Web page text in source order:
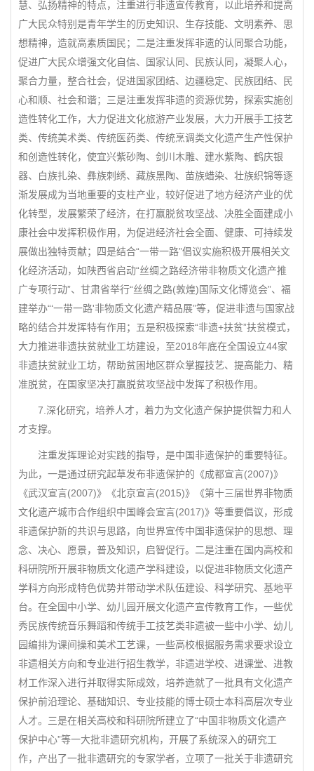
慧、弘扬精神的特点，注重进行非遗宣传教育，以此培养和提高
广大民众特别是青年学生的历史知识、生存技能、文明素养、思
想精神，造就高素质国民；二是注重发挥非遗的认同聚合功能，
促进广大民众增强文化自信、国家认同、民族认同，凝聚人心，
聚合力量，整合社会，促进国家团结、边疆稳定、民族团结、民
心和顺、社会和谐；三是注重发挥非遗的资源优势，探索实施创
造性转化工作，大力促进文化旅游产业发展，大力开展手工技艺
类、传统美术类、传统医药类、传统烹调类文化遗产生产性保护
和创造性转化，使宜兴紫砂陶、剑川木雕、建水紫陶、鹤庆银
器、白族扎染、彝族刺绣、藏族黑陶、苗族蜡染、壮族织锦等逐
渐发展成为当地重要的支柱产业，较好促进了地方经济产业的优
化转型，发展繁荣了经济，在打赢脱贫攻坚战、决胜全面建成小
康社会中发挥积极作用，为促进经济社会全面、健康、可持续发
展做出独特贡献；四是结合“一带一路”倡议实施积极开展相关文
化经济活动，如陕西省启动“丝绸之路经济带非物质文化遗产推
广专项行动”、甘肃省举行“丝绸之路(敦煌)国际文化博览会”、福
建举办“‘一带一路'非物质文化遗产精品展”等，促进非遗与国家战
略的结合并发挥特有作用；五是积极探索“非遗+扶贫”扶贫模式，
大力推进非遗扶贫就业工坊建设，至2018年底在全国设立44家
非遗扶贫就业工坊，帮助贫困地区群众掌握技艺、提高能力、精
准脱贫，在国家坚决打赢脱贫攻坚战中发挥了积极作用。
7.深化研究，培养人才，着力为文化遗产保护提供智力和人
才支撑。
注重发挥理论对实践的指导，是中国非遗保护的重要特征。
为此，一是通过研究起草发布非遗保护的《成都宣言(2007)》
《武汉宣言(2007)》《北京宣言(2015)》《第十三届世界非物质
文化遗产城市合作组织中国峰会宣言(2017)》等重要倡议，形成
非遗保护新的共识与思路，向世界宣传中国非遗保护的思想、理
念、决心、愿景，普及知识，启智促行。二是注重在国内高校和
科研院所开展非物质文化遗产学科建设，以促进非物质文化遗产
学科方向形成特色优势并带动学术队伍建设、科学研究、基地平
台。在全国中小学、幼儿园开展文化遗产宣传教育工作，一些优
秀民族传统音乐舞蹈和传统手工技艺类非遗被一些中小学、幼儿
园编排为课间操和美术工艺课，一些高校根据服务需求要求设立
非遗相关方向和专业进行招生教学，非遗进学校、进课堂、进教
材工作深入进行并取得实际成效，培养造就了一批具有文化遗产
保护前沿理论、基础知识、专业技能的博士硕士本科高层次专业
人才。三是在相关高校和科研院所建立了“中国非物质文化遗产
保护中心”等一大批非遗研究机构，开展了系统深入的研究工
作，产出了一批非遗研究的专家学者，立项了一批关于非遗研究